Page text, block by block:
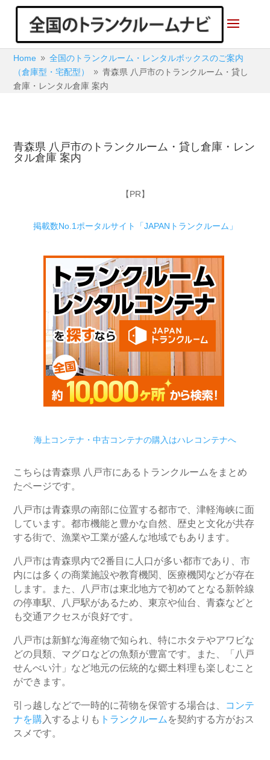
Home 9 全国のトランクルーム・レンタルボックスのご案内
（倉庫型・宅配型）
9 青森県 八戸市のトランクルーム・貸し
倉庫・レンタル倉庫 案内
青森県 八戸市のトランクルーム・貸し倉庫・レン
タル倉庫 案内
【PR】
掲載数No.1ポータルサイト「JAPANトランクルーム」
海上コンテナ・中古コンテナの購入はハレコンテナへ
こちらは青森県 八戸市にあるトランクルームをまとめ
たページです。
八戸市は青森県の南部に位置する都市で、津軽海峡に面
しています。都市機能と豊かな自然、歴史と文化が共存
する街で、漁業や工業が盛んな地域でもあります。
八戸市は青森県内で2番目に人口が多い都市であり、市
内には多くの商業施設や教育機関、医療機関などが存在
します。また、八戸市は東北地方で初めてとなる新幹線
の停車駅、八戸駅があるため、東京や仙台、青森などと
も交通アクセスが良好です。
八戸市は新鮮な海産物で知られ、特にホタテやアワビな
どの貝類、マグロなどの魚類が豊富です。また、「八戸
せんべい汁」など地元の伝統的な郷土料理も楽しむこと
ができます。
引っ越しなどで一時的に荷物を保管する場合は、 コンテ
ナを購入するよりも トランクルーム を契約する方がおス
スメです。